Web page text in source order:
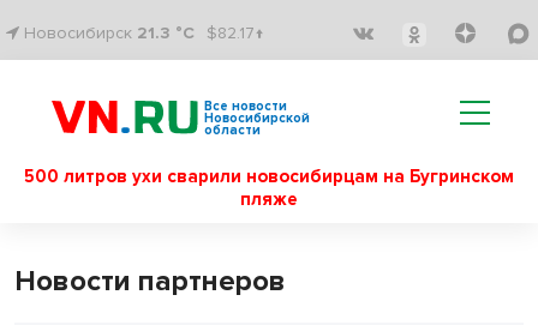
Новосибирск 21.3 °C $82.17↑
Все новости
Новосибирской
области
500 литров ухи сварили новосибирцам на Бугринском
пляже
Новости партнеров